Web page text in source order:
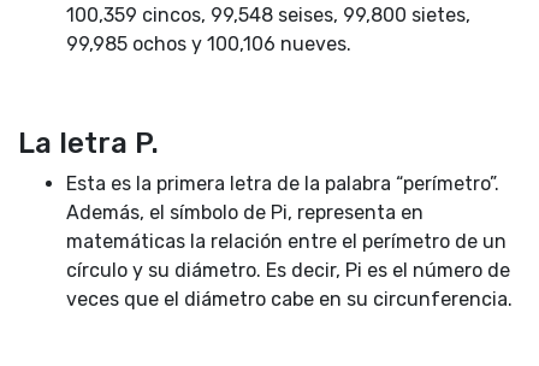
100,359 cincos, 99,548 seises, 99,800 sietes,
99,985 ochos y 100,106 nueves.
La letra P.
Esta es la primera letra de la palabra “perímetro”.
Además, el símbolo de Pi, representa en
matemáticas la relación entre el perímetro de un
círculo y su diámetro. Es decir, Pi es el número de
veces que el diámetro cabe en su circunferencia.